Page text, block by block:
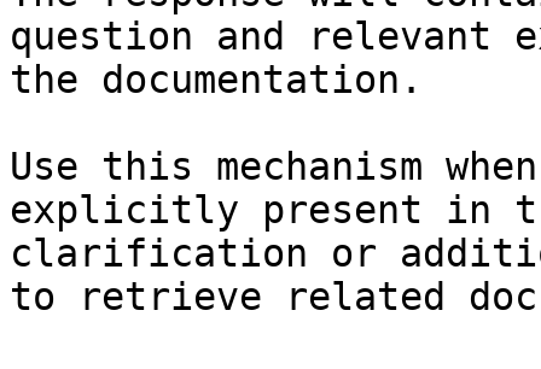
question and relevant
the documentation.
Use this mechanism
explicitly present in
clarification or